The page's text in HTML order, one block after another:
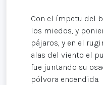
Con el ímpetu del
los miedos, y
pájaros, y en el
alas del viento el
fue juntando su
pólvora encendida.